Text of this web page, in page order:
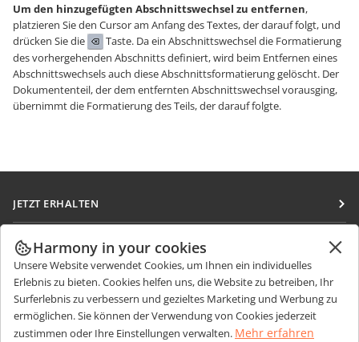
Um den hinzugefügten Abschnittswechsel zu entfernen,
platzieren Sie den Cursor am Anfang des Textes, der darauf folgt, und
drücken Sie die
Taste. Da ein Abschnittswechsel die Formatierung
des vorhergehenden Abschnitts definiert, wird beim Entfernen eines
Abschnittswechsels auch diese Abschnittsformatierung gelöscht. Der
Dokumententeil, der dem entfernten Abschnittswechsel vorausging,
übernimmt die Formatierung des Teils, der darauf folgte.
JETZT ERHALTEN
Docs
DocSpace
Workspace
Integrations-Apps
Desktop-Apps
ZUSAMMENARBEITEN
Für Mitwirkende
Für Übersetzer
Für Influencer
NACHRICHTEN ERHALTEN
Blog
HILFE ERHALTEN
Harmony in your cookies
Unsere Website verwendet Cookies, um Ihnen ein individuelles
Erlebnis zu bieten. Cookies helfen uns, die Website zu betreiben, Ihr
Surferlebnis zu verbessern und gezieltes Marketing und Werbung zu
ermöglichen. Sie können der Verwendung von Cookies jederzeit
zustimmen oder Ihre Einstellungen verwalten. Mehr erfahren